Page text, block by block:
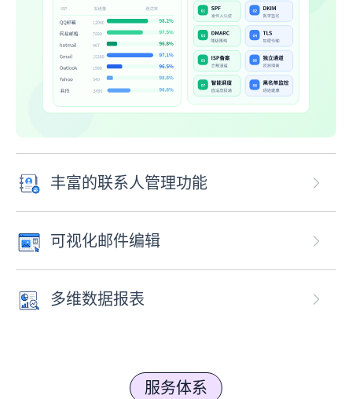
丰富的联系人管理功能
可视化邮件编辑
多维数据报表
服务体系